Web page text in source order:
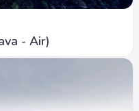
- Air)